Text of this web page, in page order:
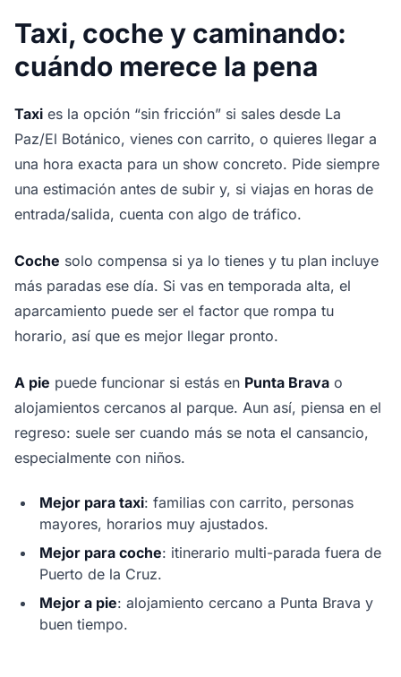
Taxi, coche y caminando:
cuándo merece la pena
Taxi es la opción “sin fricción” si sales desde La
Paz/El Botánico, vienes con carrito, o quieres llegar a
una hora exacta para un show concreto. Pide siempre
una estimación antes de subir y, si viajas en horas de
entrada/salida, cuenta con algo de tráfico.
Coche solo compensa si ya lo tienes y tu plan incluye
más paradas ese día. Si vas en temporada alta, el
aparcamiento puede ser el factor que rompa tu
horario, así que es mejor llegar pronto.
A pie puede funcionar si estás en Punta Brava o
alojamientos cercanos al parque. Aun así, piensa en el
regreso: suele ser cuando más se nota el cansancio,
especialmente con niños.
Mejor para taxi: familias con carrito, personas
mayores, horarios muy ajustados.
Mejor para coche: itinerario multi-parada fuera de
Puerto de la Cruz.
Mejor a pie: alojamiento cercano a Punta Brava y
buen tiempo.